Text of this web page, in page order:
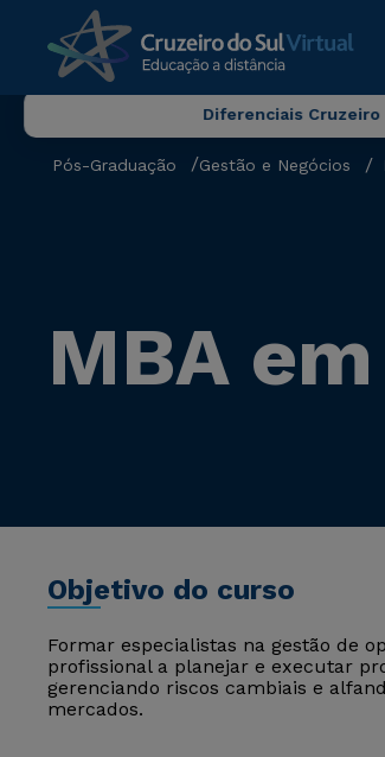
Diferenciais Cruzeiro
Pós-Graduação Gestão e Negócios
MBA
Objetivo do curso
Formar especialistas na gestão de
profissional a planejar e executar
gerenciando riscos cambiais e
mercados.